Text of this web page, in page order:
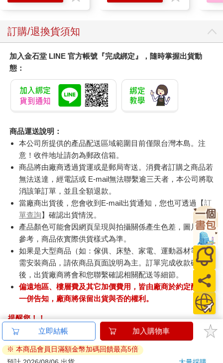
訂購/退換貨須知
加入金石堂 LINE 官方帳號『完成綁定』，隨時掌握出貨動
態：
商品運送說明：
本公司所提供的產品配送區域範圍目前僅限台灣本島。注
意！收件地址請勿為郵政信箱。
商品將由廠商透過貨運或是郵局寄送。消費者訂購之商品若
無法送達，經電話或 E-mail無法聯繫逾三天者，本公司將取
消該筆訂單，並且全額退款。
當廠商出貨後，您會收到E-mail出貨通知，您也可透過【訂
單查詢】確認出貨情況。
產品顏色可能會因網頁呈現與拍攝關係產生色差，圖片僅供
參考，商品依實際供貨樣式為準。
如果是大型商品（如：傢俱、床墊、家電、運動器材等）及
需安裝商品，請依商品頁面說明為主。訂單完成收款確認
後，出貨廠商將會和您聯繫確認相關配送等細節。
偏遠地區、樓層費及其它加價費用，皆由廠商於約定配送時
一併告知，廠商將保留出貨與否的權利。
提醒您！！
金石堂及銀行均不會請您操作ATM! 如接獲電話要求您前往
ATM提款機，請不要聽從指示，以免受騙上當！
立即結帳 加入購物車
※ 本商品會員日滿額金幣加碼回饋最高5倍